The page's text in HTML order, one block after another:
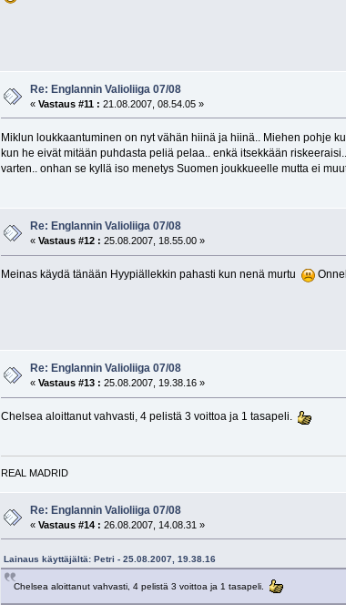
Re: Englannin Valioliiga 07/08
«Vastaus #11 : 21.08.2007, 08.54.05 »
Miklun loukkaantuminen on nyt vähän hiinä ja hiinä.. Miehen pohje
kun he eivät mitään puhdasta peliä pelaa.. enkä itsekkään
varten.. onhan se kyllä iso menetys Suomen joukkueelle mutta ei
Re: Englannin Valioliiga 07/08
«Vastaus #12 : 25.08.2007, 18.55.00 »
Meinas käydä tänään Hyypiällekkin pahasti kun nenä murtu
Re: Englannin Valioliiga 07/08
«Vastaus #13 : 25.08.2007, 19.38.16 »
Chelsea aloittanut vahvasti, 4 pelistä 3 voittoa ja 1 tasapeli.
REAL MADRID
Re: Englannin Valioliiga 07/08
«Vastaus #14 : 26.08.2007, 14.08.31 »
Lainaus käyttäjältä: Petri - 25.08.2007, 19.38.16
Chelsea aloittanut vahvasti, 4 pelistä 3 voittoa ja 1 tasapeli.